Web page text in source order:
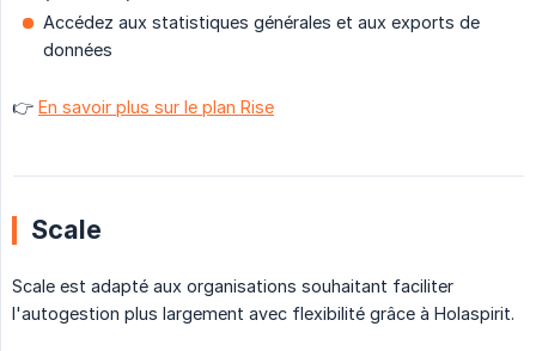
Accédez aux statistiques générales et aux exports de
données
👉 En savoir plus sur le plan Rise
Scale
Scale est adapté aux organisations souhaitant faciliter
l'autogestion plus largement avec flexibilité grâce à Holaspirit.